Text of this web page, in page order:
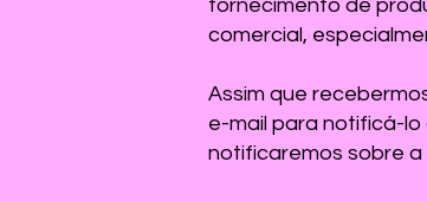
fornecimento de
comercial,
Assim que
e-mail para notificá-lo
notificaremos sobre